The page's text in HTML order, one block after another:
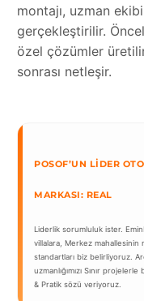
montajı, uzman
gerçekleştirilir.
özel çözümler
sonrası netleşir.
POSOF’UN LIDER
MARKASI: REAL
Liderlik sorumluluk ister.
villalara, Merkez
standartları biz belirliyoruz.
uzmanlığımızı Sınır
& Pratik sözü veriyoruz.